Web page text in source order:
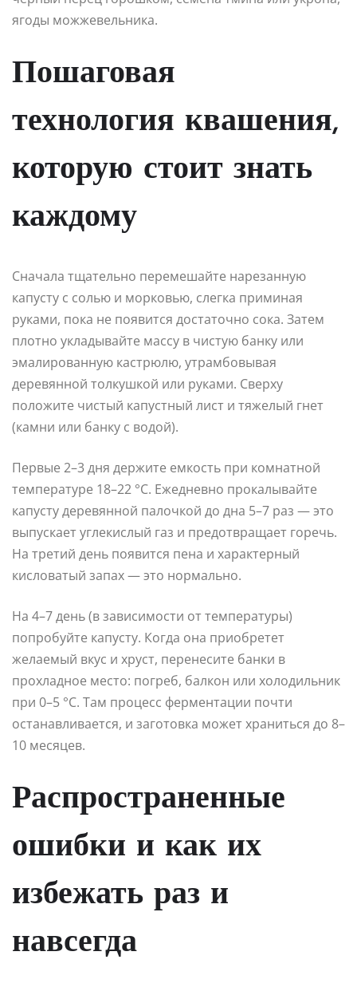
ягоды можжевельника.
Пошаговая
технология квашения,
которую стоит знать
каждому
Сначала тщательно перемешайте нарезанную
капусту с солью и морковью, слегка приминая
руками, пока не появится достаточно сока. Затем
плотно укладывайте массу в чистую банку или
эмалированную кастрюлю, утрамбовывая
деревянной толкушкой или руками. Сверху
положите чистый капустный лист и тяжелый гнет
(камни или банку с водой).
Первые 2–3 дня держите емкость при комнатной
температуре 18–22 °C. Ежедневно прокалывайте
капусту деревянной палочкой до дна 5–7 раз — это
выпускает углекислый газ и предотвращает горечь.
На третий день появится пена и характерный
кисловатый запах — это нормально.
На 4–7 день (в зависимости от температуры)
попробуйте капусту. Когда она приобретет
желаемый вкус и хруст, перенесите банки в
прохладное место: погреб, балкон или холодильник
при 0–5 °C. Там процесс ферментации почти
останавливается, и заготовка может храниться до 8–
10 месяцев.
Распространенные
ошибки и как их
избежать раз и
навсегда